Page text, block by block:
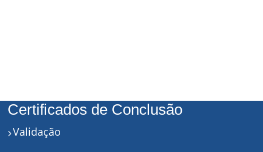
Certificados de Conclusão
Validação